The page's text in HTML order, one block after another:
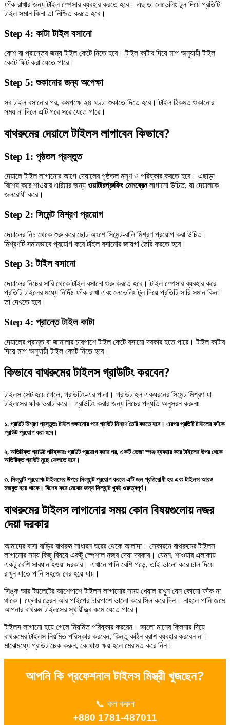
ফাঁক রাখার জন্য টাইল স্পেসার ব্যবহার করতে হবে। এছাড়া লেভেলিং টুল দিয়ে প্রতিটি
টাইল সমান কিনা তা নিশ্চিত করতে হবে।
Step 4: কাটা টাইল বসানো
কোণ বা প্রান্তের জন্য টাইল কেটে নিতে হবে। টাইল কাটার দিয়ে মাপ অনুযায়ী টাইল
কেটে ফিট করা যেতে পারে।
Step 5: শুকানোর জন্য অপেক্ষা
সব টাইল বসানোর পর, কমপক্ষে ২৪ ঘণ্টা শুকাতে দিতে হবে। টাইল ঠিকমত শুকানোর
সময় না দিলে এটি পরে সরে যেতে পারে।
বাথরুমের দেয়ালে টাইলস লাগাবেন কিভাবে?
Step 1: পৃষ্ঠতল প্রস্তুত
দেয়ালে টাইল লাগানোর আগে দেয়ালের পৃষ্ঠতল মসৃণ ও পরিষ্কার করতে হবে। এছাড়া
বিশেষ করে শাওয়ার এরিয়ার জন্য ওয়াটারপ্রুফিং মেমব্রেনলাগানো উচিত, যা দেয়ালকে
জলরোধী করে।
Step 2: সিমেন্ট মিশ্রণ প্রয়োগ
দেয়ালের নিচ থেকে শুরু করে ছোট অংশে সিমেন্ট-বালি মিশ্রণ প্রয়োগ করা উচিত।
মিশ্রণটি সমানভাবে প্রয়োগ করে টাইল বসানোর জায়গা তৈরি করতে হবে।
Step 3: টাইল বসানো
দেয়ালের নিচের সারি থেকে টাইল বসানো শুরু করতে হবে। টাইল স্পেসার ব্যবহার করে
প্রতিটি টাইলের মধ্যে নির্দিষ্ট ফাঁক রাখা এবং লেভেলিং টুল দিয়ে প্রতিটি সারি সমান কিনা
তা দেখতে হবে।
Step 4: প্রান্তে টাইল কাটা
দেয়ালের প্রান্ত বা জানালার চারপাশে টাইল কেটে বসানো দরকার হতে পারে। টাইল কাটার
দিয়ে মাপ অনুযায়ী টাইল কেটে নিতে হবে।
কিভাবে বাথরুমের টাইলস গ্রাউটিং করবেন?
টাইলস সেট হয়ে গেলে, গ্রাউটিং-এর পালা। গ্রাউট হল একধরনের সিমেন্ট মিশ্রণ যা
টাইলসের ফাঁক ভরাট করে। গ্রাউটিং করার জন্য নিচের পদ্ধতি অনুসরন করুনঃ
১. গ্রাউট মিশ্রণ প্রস্তুতঃটাইল শুকানোর পরে গ্রাউট মিশ্রণ তৈরি করতে হবে। এরপর প্রতিটি টাইলের ফাঁকে
গ্রাউট প্রয়োগ করা হবে।
২. অতিরিক্ত গ্রাউট পরিষ্কারঃগ্রাউট প্রয়োগ করার পর, একটি ভেজা স্পঞ্জ ব্যবহার করে টাইলের উপর থেকে
অতিরিক্ত গ্রাউট মুছে ফেলতে হবে।
৩. সিল্যান্ট প্রয়োগঃটাইলসের উপরে সিল্যান্ট প্রয়োগ করলে এটি জল প্রতিরোধী হয় এবং টাইলস আরও
মজবুত হয়ে থাকে। বিশেষ করে মেঝের জন্য সিল্যান্ট খুবই গুরুত্বপূর্ণ।
বাথরুমের টাইলস লাগানোর সময় কোন বিষয়গুলোয় নজর
দেয়া দরকার
আমাদের বাসা বাড়ির বাথরুম সাধারন ঘরের থেকে আলাদা। সেকারনে বাথরুমের টাইলস
লাগানোর সময় কিছু বিষয়ে একটু স্পেশাল নজর দেয়া দরকার। যেমন, শাওয়ার এলাকায়
একটু বেশি সাবধান হওয়া দরকার। এখানে পানি বেশি পড়ে, তাই ভালো করে ঢাল দিয়ে
রাখুন যাতে পানি সহজে বের হয়ে যায়।
সিঙ্ক আর টয়লেটের আশেপাশে টাইলস লাগানোর সময় খেয়াল রাখুন যেন কোনো ফাঁক না
থাকে। ফ্লোর ড্রেন আর পাইপের চারপাশে ভালো করে সিল করে দিন। নাহলে পানি জমে
আপনার বাথরুম টাইলসের স্থায়ীত্ত্ব কমে যেতে পারে।
টাইলস লাগানো হয়ে গেলে নিয়মিত পরিষ্কার করবেন। ভালো মানের ক্লিনার দিয়ে
বাথরুমের টাইলস নিয়মিত পরিস্কার করবেন, কিন্তু কঠিন ব্রাশ ব্যবহার করবেন না।
মাঝেমধ্যে গ্রাউট চেক করুন, কোথাও ক্ষয় হলে মেরামত করে নিন।
আপনি কি প্রফেশনাল টাইলস মিস্ত্রী খুজছেন?
📞 কল করুন
+880 1781-487011